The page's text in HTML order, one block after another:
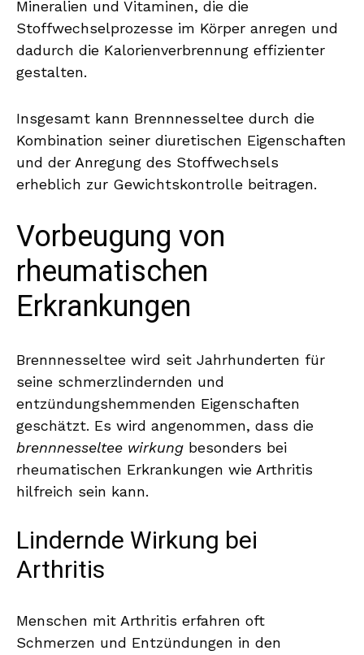
Mineralien und Vitaminen, die die
Stoffwechselprozesse im Körper anregen und
dadurch die Kalorienverbrennung effizienter
gestalten.
Insgesamt kann Brennnesseltee durch die
Kombination seiner diuretischen Eigenschaften
und der Anregung des Stoffwechsels
erheblich zur Gewichtskontrolle beitragen.
Vorbeugung von
rheumatischen
Erkrankungen
Brennnesseltee wird seit Jahrhunderten für
seine schmerzlindernden und
entzündungshemmenden Eigenschaften
geschätzt. Es wird angenommen, dass die
brennnesseltee wirkung besonders bei
rheumatischen Erkrankungen wie Arthritis
hilfreich sein kann.
Lindernde Wirkung bei
Arthritis
Menschen mit Arthritis erfahren oft
Schmerzen und Entzündungen in den